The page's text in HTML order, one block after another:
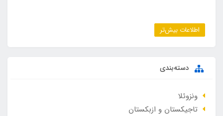
اطلاعات بیش‌تر
دسته‌بندی
ونزوئلا
تاجیکستان و ازبکستان